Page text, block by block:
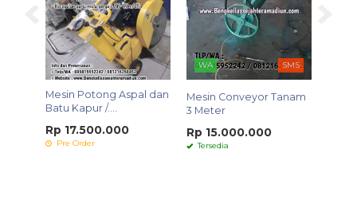
Mesin Potong Aspal dan
Batu Kapur /....
Rp 17.500.000
Pre Order
WA SMS
Mesin Conveyor Tanam
3 Meter
Rp 15.000.000
Tersedia